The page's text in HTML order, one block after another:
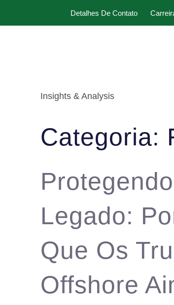
Detalhes De Contato
Insights & Analysis
Categoria:
Legado:
Que Os
Offshore